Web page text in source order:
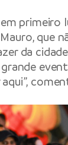
primeiro
que
da